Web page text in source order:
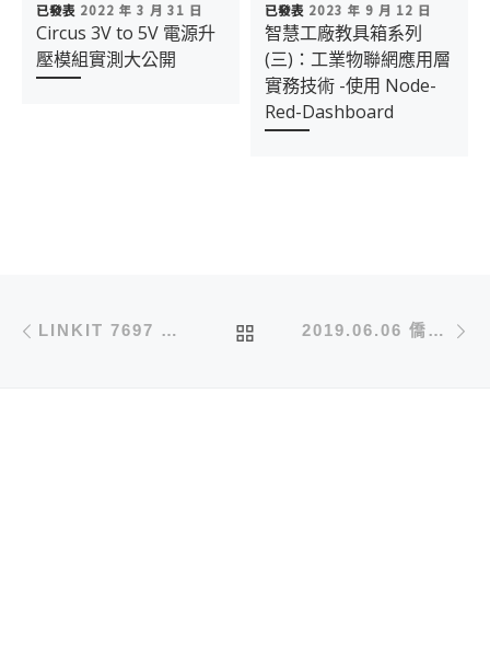
已發表 2022 年 3 月 31 日
Circus 3V to 5V 電源升
壓模組實測大公開
已發表 2023 年 9 月 12 日
智慧工廠教具箱系列
(三)：工業物聯網應用層
實務技術 -使用 Node-
Red-Dashboard
LINKIT 7697 打造迷你智慧小屋 V2.0 – 介紹與使用 BACK TO POST LIST
2019.06.06 僑德國小 CIRCUS PI 推廣暨創意焊接趣